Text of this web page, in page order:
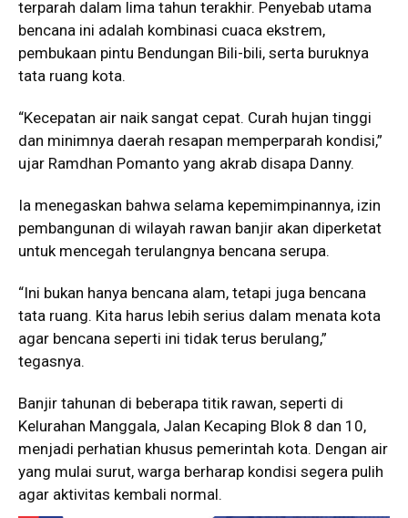
terparah dalam lima tahun terakhir. Penyebab utama
bencana ini adalah kombinasi cuaca ekstrem,
pembukaan pintu Bendungan Bili-bili, serta buruknya
tata ruang kota.
“Kecepatan air naik sangat cepat. Curah hujan tinggi
dan minimnya daerah resapan memperparah kondisi,”
ujar Ramdhan Pomanto yang akrab disapa Danny.
Ia menegaskan bahwa selama kepemimpinannya, izin
pembangunan di wilayah rawan banjir akan diperketat
untuk mencegah terulangnya bencana serupa.
“Ini bukan hanya bencana alam, tetapi juga bencana
tata ruang. Kita harus lebih serius dalam menata kota
agar bencana seperti ini tidak terus berulang,”
tegasnya.
Banjir tahunan di beberapa titik rawan, seperti di
Kelurahan Manggala, Jalan Kecaping Blok 8 dan 10,
menjadi perhatian khusus pemerintah kota. Dengan air
yang mulai surut, warga berharap kondisi segera pulih
agar aktivitas kembali normal.